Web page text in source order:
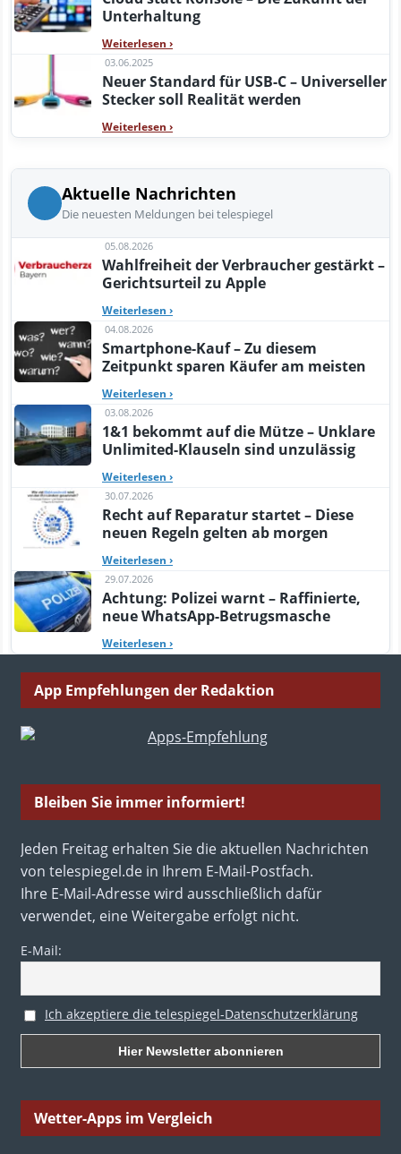
Unterhaltung
Weiterlesen ›
03.06.2025
Neuer Standard für USB-C – Universeller
Stecker soll Realität werden
Weiterlesen ›
Aktuelle Nachrichten
Die neuesten Meldungen bei telespiegel
05.08.2026
Wahlfreiheit der Verbraucher gestärkt –
Gerichtsurteil zu Apple
Weiterlesen ›
04.08.2026
Smartphone-Kauf – Zu diesem
Zeitpunkt sparen Käufer am meisten
Weiterlesen ›
03.08.2026
1&1 bekommt auf die Mütze – Unklare
Unlimited-Klauseln sind unzulässig
Weiterlesen ›
30.07.2026
Recht auf Reparatur startet – Diese
neuen Regeln gelten ab morgen
Weiterlesen ›
29.07.2026
Achtung: Polizei warnt – Raffinierte,
neue WhatsApp-Betrugsmasche
Weiterlesen ›
App Empfehlungen der Redaktion
Bleiben Sie immer informiert!
Jeden Freitag erhalten Sie die aktuellen Nachrichten
von telespiegel.de in Ihrem E-Mail-Postfach.
Ihre E-Mail-Adresse wird ausschließlich dafür
verwendet, eine Weitergabe erfolgt nicht.
E-Mail:
Ich akzeptiere die telespiegel-Datenschutzerklärung
Wetter-Apps im Vergleich